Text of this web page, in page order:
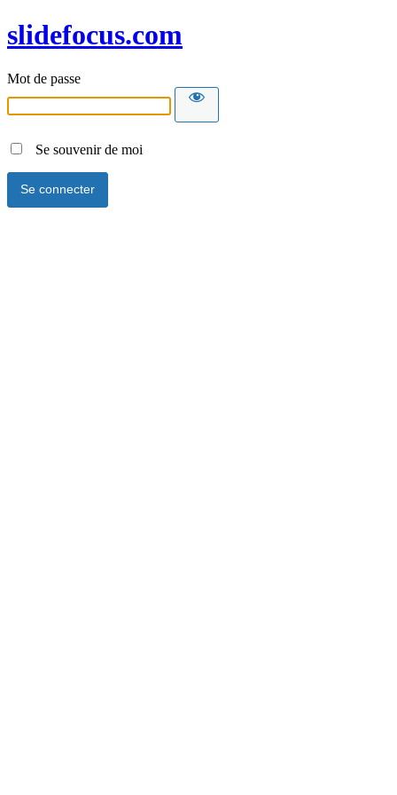
slidefocus.com
Mot de passe
Se souvenir de moi